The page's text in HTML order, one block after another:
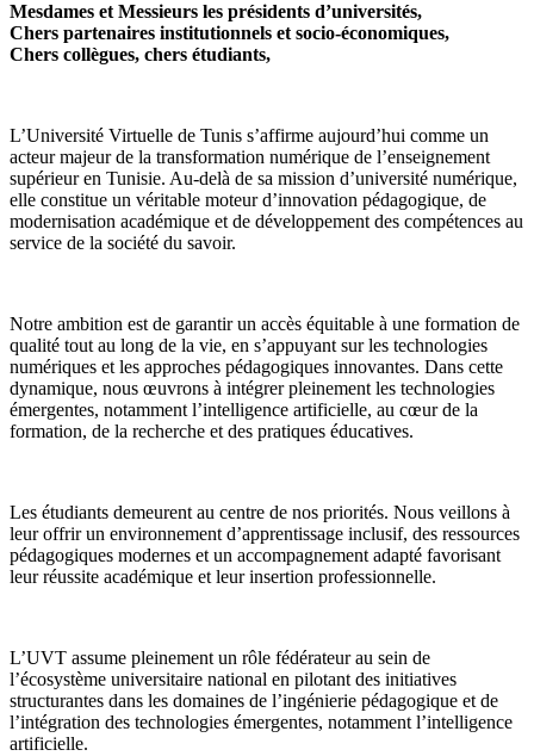
Mesdames et Messieurs les présidents d’universités,
Chers partenaires institutionnels et socio-économiques,
Chers collègues, chers étudiants,
L’Université Virtuelle de Tunis s’affirme aujourd’hui comme un
acteur majeur de la transformation numérique de l’enseignement
supérieur en Tunisie. Au-delà de sa mission d’université numérique,
elle constitue un véritable moteur d’innovation pédagogique, de
modernisation académique et de développement des compétences au
service de la société du savoir.
Notre ambition est de garantir un accès équitable à une formation de
qualité tout au long de la vie, en s’appuyant sur les technologies
numériques et les approches pédagogiques innovantes. Dans cette
dynamique, nous œuvrons à intégrer pleinement les technologies
émergentes, notamment l’intelligence artificielle, au cœur de la
formation, de la recherche et des pratiques éducatives.
Les étudiants demeurent au centre de nos priorités. Nous veillons à
leur offrir un environnement d’apprentissage inclusif, des ressources
pédagogiques modernes et un accompagnement adapté favorisant
leur réussite académique et leur insertion professionnelle.
L’UVT assume pleinement un rôle fédérateur au sein de
l’écosystème universitaire national en pilotant des initiatives
structurantes dans les domaines de l’ingénierie pédagogique et de
l’intégration des technologies émergentes, notamment l’intelligence
artificielle.